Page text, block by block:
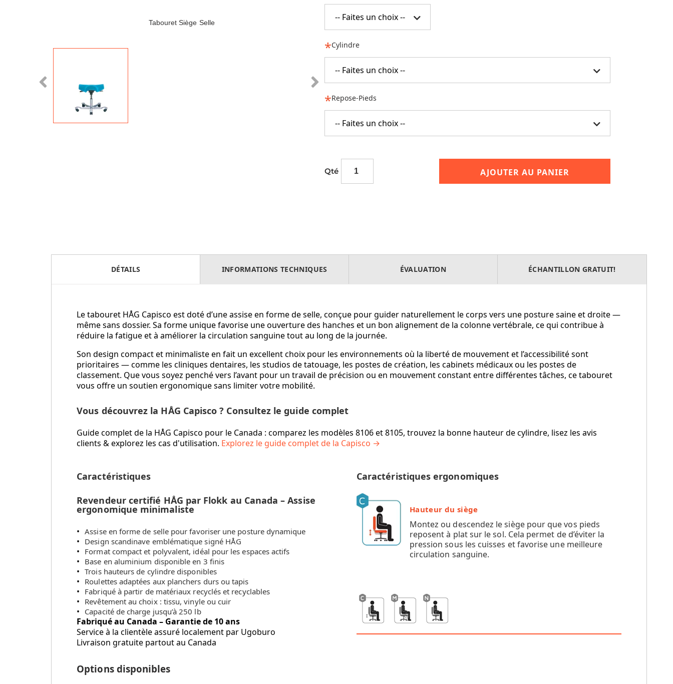
Tabouret Siège Selle
-- Faites un choix --
Cylindre
-- Faites un choix --
Repose-Pieds
-- Faites un choix --
Qté AJOUTER AU PANIER
DÉTAILS
Le tabouret HÅG Capisco est doté d’une assise en forme de selle, conçue pour guider naturellement le corps vers une posture saine et droite —
même sans dossier. Sa forme unique favorise une ouverture des hanches et un bon alignement de la colonne vertébrale, ce qui contribue à
réduire la fatigue et à améliorer la circulation sanguine tout au long de la journée.
Son design compact et minimaliste en fait un excellent choix pour les environnements où la liberté de mouvement et l’accessibilité sont
prioritaires — comme les cliniques dentaires, les studios de tatouage, les postes de création, les cabinets médicaux ou les postes de
classement. Que vous soyez penché vers l’avant pour un travail de précision ou en mouvement constant entre différentes tâches, ce tabouret
vous offre un soutien ergonomique sans limiter votre mobilité.
Vous découvrez la HÅG Capisco ? Consultez le guide complet
Guide complet de la HÅG Capisco pour le Canada : comparez les modèles 8106 et 8105, trouvez la bonne hauteur de cylindre, lisez les avis
clients & explorez les cas d'utilisation. Explorez le guide complet de la Capisco →
Caractéristiques
Revendeur certifié HÅG par Flokk au Canada – Assise
ergonomique minimaliste
Assise en forme de selle pour favoriser une posture dynamique
Design scandinave emblématique signé HÅG
Format compact et polyvalent, idéal pour les espaces actifs
Base en aluminium disponible en 3 finis
Trois hauteurs de cylindre disponibles
Roulettes adaptées aux planchers durs ou tapis
Fabriqué à partir de matériaux recyclés et recyclables
Revêtement au choix : tissu, vinyle ou cuir
Capacité de charge jusqu’à 250 lb
Fabriqué au Canada – Garantie de 10 ans
Service à la clientèle assuré localement par Ugoburo
Livraison gratuite partout au Canada
Options disponibles
Caractéristiques ergonomiques
Hauteur du siège
Montez ou descendez le siège pour que vos pieds
reposent à plat sur le sol. Cela permet de d’éviter la
pression sous les cuisses et favorise une meilleure
circulation sanguine.
INFORMATIONS TECHNIQUES ÉVALUATION ÉCHANTILLON GRATUIT!